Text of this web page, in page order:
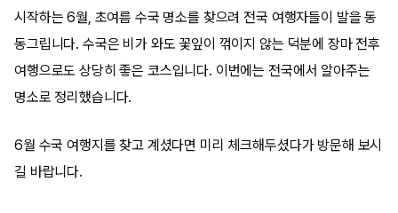
시작하는 6월, 초여름 수국 명소를 찾으려 전국 여행자들이 발을 동
동그립니다. 수국은 비가 와도 꽃잎이 꺾이지 않는 덕분에 장마 전후
여행으로도 상당히 좋은 코스입니다. 이번에는 전국에서 알아주는
명소로 정리했습니다.
6월 수국 여행지를 찾고 계셨다면 미리 체크해두셨다가 방문해 보시
길 바랍니다.